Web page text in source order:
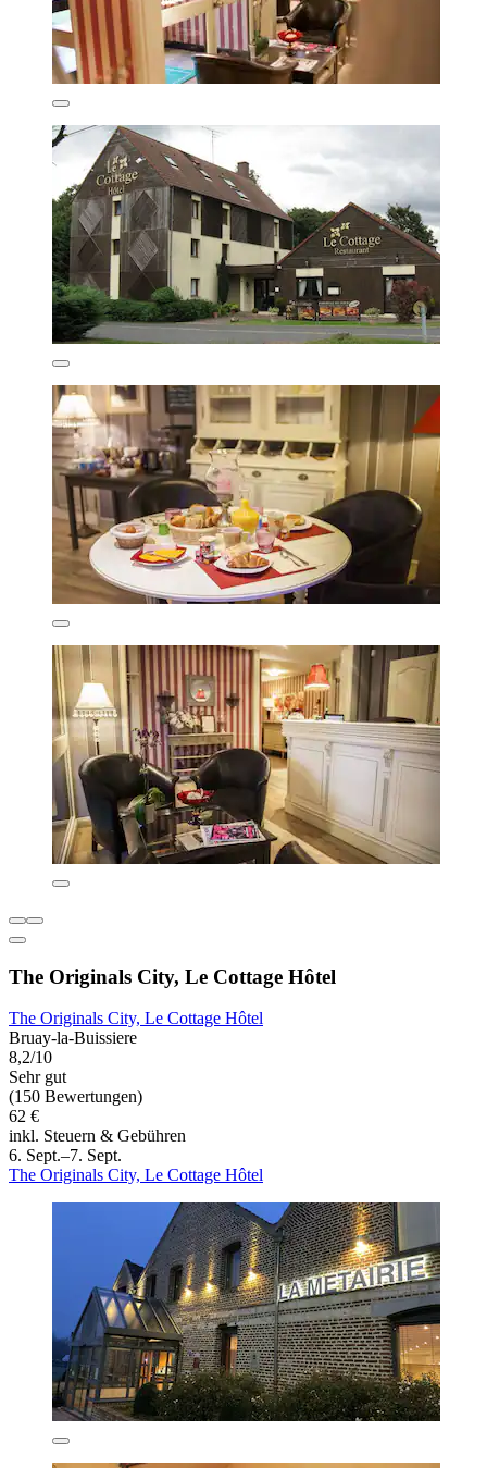
The Originals City, Le Cottage Hôtel
The Originals City, Le Cottage Hôtel
Bruay-la-Buissiere
8,2/10
Sehr gut
(150 Bewertungen)
62 €
inkl. Steuern & Gebühren
6. Sept.–7. Sept.
The Originals City, Le Cottage Hôtel